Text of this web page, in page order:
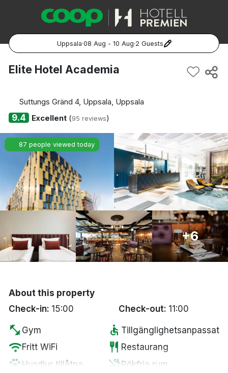
Uppsala·08 Aug - 10 Aug·2 Guests
Popular Destinations:
Göteborg
Malmö
Hela Norge
Oslo
Bergen
Hela Danmark
Elite Hotel Academia
Suttungs Gränd 4, Uppsala, Uppsala
9.4 Excellent(95 reviews)
87 people viewed today
+6
About this property
Check-in: 15:00 Check-out: 11:00
fitness_center Gym accessible Tillgänglighetsanpassat
wifiFritt WiFi restaurant Restaurang
pets Husdjur tillåtna smoke_free Rökfria rum